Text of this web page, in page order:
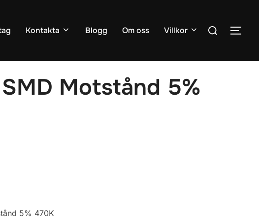
Kontakta Blogg Om oss Villkor
Sök
efter:
SLÅ
Motstånd 5%
5% 470K